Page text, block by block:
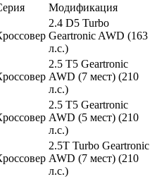
Модификация
2.4 D5 Turbo
Geartronic AWD (163
л.с.)
2.5 T5 Geartronic
AWD (7 мест) (210
л.с.)
2.5 T5 Geartronic
AWD (5 мест) (210
л.с.)
2.5Т Turbo Geartronic
AWD (7 мест) (210
л.с.)